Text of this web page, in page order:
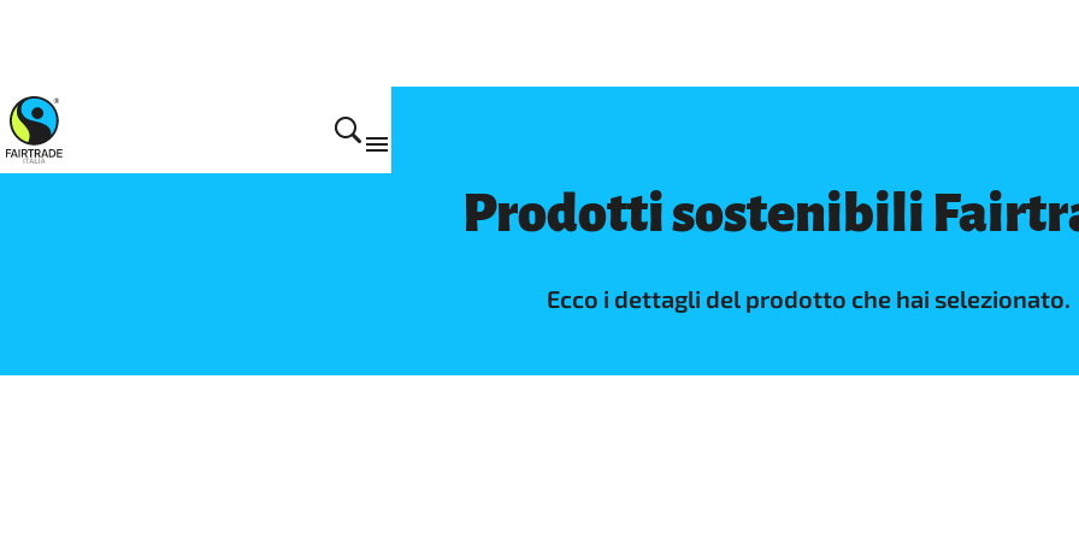
Prodotti
Prodotti sostenibili
Ecco i dettagli del prodotto che hai selezionato.